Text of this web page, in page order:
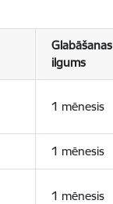
Glabāšanas
ilgums
1 mēnesis
1 mēnesis
1 mēnesis